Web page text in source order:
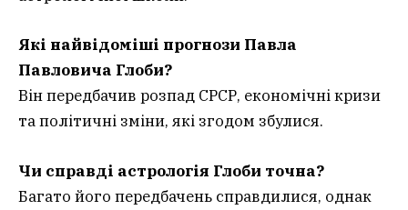
Які найвідоміші прогнози Павла
Павловича Глоби?
Він передбачив розпад СРСР, економічні кризи
та політичні зміни, які згодом збулися.
Чи справді астрологія Глоби точна?
Багато його передбачень справдилися, однак